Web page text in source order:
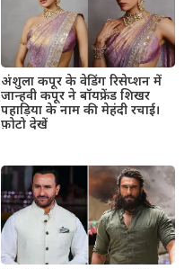
अंशुला कपूर के वेडिंग रिसेप्शन में
जान्हवी कपूर ने बॉयफ्रेंड शिखर
पहाड़िया के नाम की मेहंदी रचाई।
फ़ोटो देखें